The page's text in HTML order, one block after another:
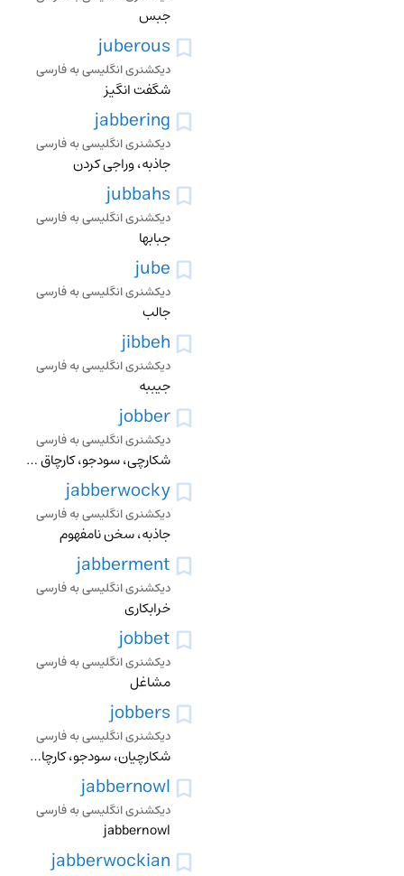
جبس
juberous
دیکشنری انگلیسی به فارسی
شگفت انگیز
jabbering
دیکشنری انگلیسی به فارسی
جاذبه، وراجی کردن
jubbahs
دیکشنری انگلیسی به فارسی
جبابها
jube
دیکشنری انگلیسی به فارسی
جالب
jibbeh
دیکشنری انگلیسی به فارسی
جیببه
jobber
دیکشنری انگلیسی به فارسی
شکارچی، سودجو، کارچاق کن
jabberwocky
دیکشنری انگلیسی به فارسی
جاذبه، سخن نامفهوم
jabberment
دیکشنری انگلیسی به فارسی
خرابکاری
jobbet
دیکشنری انگلیسی به فارسی
مشاغل
jobbers
دیکشنری انگلیسی به فارسی
شکارچیان، سودجو، کارچاق کن
jabbernowl
دیکشنری انگلیسی به فارسی
jabbernowl
jabberwockian